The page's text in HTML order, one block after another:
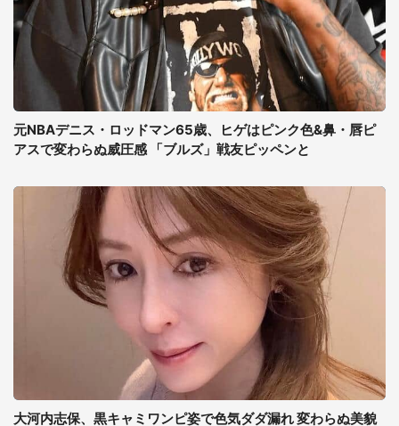
元NBAデニス・ロッドマン65歳、ヒゲはピンク色&鼻・唇ピ
アスで変わらぬ威圧感 「ブルズ」戦友ピッペンと
大河内志保、黒キャミワンピ姿で色気ダダ漏れ 変わらぬ美貌